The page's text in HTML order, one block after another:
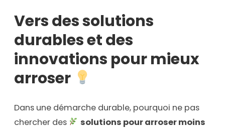
Vers des solutions
durables et des
innovations pour mieux
arroser
Dans une démarche durable, pourquoi ne pas
chercher des
solutions pour arroser moins